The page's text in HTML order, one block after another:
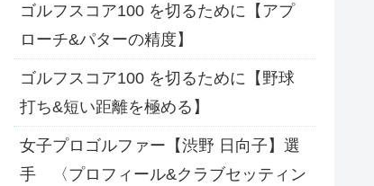
ゴルフスコア100 を切るために【アプ
ローチ&パターの精度】
ゴルフスコア100 を切るために【野球
打ち&短い距離を極める】
女子プロゴルファー【渋野 日向子】選
手 〈プロフィール&クラブセッティン